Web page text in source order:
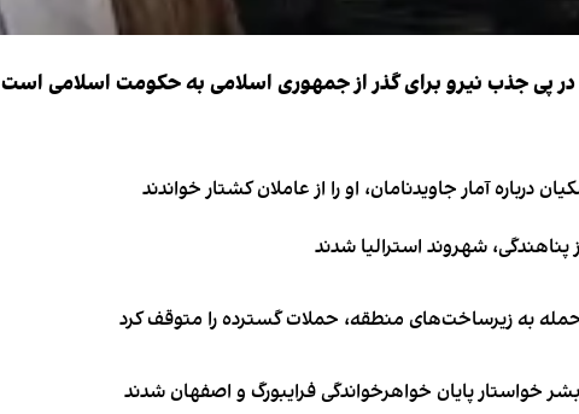
در پی جذب نیرو برای گذر از جمهوری اسلامی به حکومت اسلامی است
درباره آمار جاویدنامان، او را از عاملان کشتار خواندند
حمله به زیرساخت‌های منطقه، حملات گسترده را متوقف کرد
خواستار پایان خواهرخواندگی فرایبورگ و اصفهان شدند